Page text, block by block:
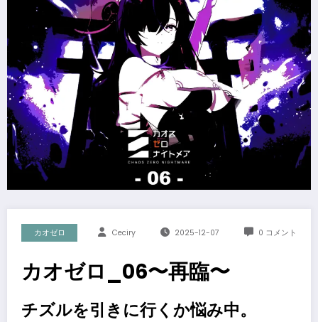
カオゼロ Ceciry 2025-12-07 0 コメント
カオゼロ_06〜再臨〜
チズルを引きに行くか悩み中。